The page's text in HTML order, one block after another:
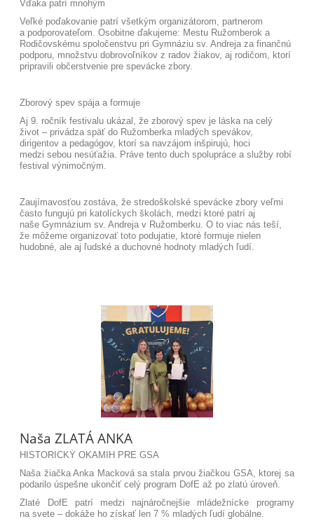
Vďaka patrí mnohým
Veľké poďakovanie patrí všetkým organizátorom, partnerom
a podporovateľom. Osobitne ďakujeme: Mestu Ružomberok a
Rodičovskému spoločenstvu pri Gymnáziu sv. Andreja za finančnú
podporu, množstvu dobrovoľníkov z radov žiakov, aj rodičom, ktorí
pripravili občerstvenie pre spevácke zbory.
Zborový spev spája a formuje
Aj 9. ročník festivalu ukázal, že zborový spev je láska na celý
život – privádza späť do Ružomberka mladých spevákov,
dirigentov a pedagógov, ktorí sa navzájom inšpirujú, hoci
medzi sebou nesúťažia. Práve tento duch spolupráce a služby robí
festival výnimočným.
Zaujímavosťou zostáva, že stredoškolské spevácke zbory veľmi
často fungujú pri katolíckych školách, medzi ktoré patrí aj
naše Gymnázium sv. Andreja v Ružomberku. O to viac nás teší,
že môžeme organizovať toto podujatie, ktoré formuje nielen
hudobné, ale aj ľudské a duchovné hodnoty mladých ľudí.
Naša ZLATÁ ANKA
HISTORICKÝ OKAMIH PRE GSA
Naša žiačka Anka Macková sa stala prvou žiačkou GSA, ktorej sa
podarilo úspešne ukončiť celý program DofE až po zlatú úroveň.
Zlaté DofE patrí medzi najnáročnejšie mládežnícke programy
na svete – dokáže ho získať len 7 % mladých ľudí globálne.